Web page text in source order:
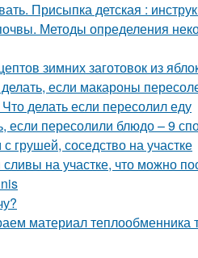
Присыпка детская :
Методы определения
зимних заготовок из
если макароны
делать если пересолил еду
если пересолили блюдо – 9
грушей, соседство на участке
на участке, что можно
материал теплообменника